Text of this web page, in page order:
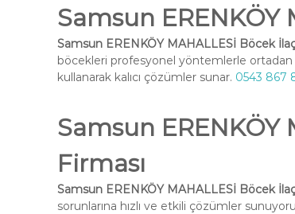
Samsun
Samsun ERENKÖY MAHALLESİ Böcek
böcekleri profesyonel yöntemlerle
kullanarak kalıcı çözümler sunar. 0543 867
Samsun
Firması
Samsun ERENKÖY MAHALLESİ Böcek
sorunlarına hızlı ve etkili çözümler